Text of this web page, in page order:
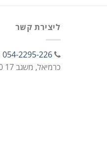
ליצירת קשר
054-2295-226
כרמיאל, משגב 17 20100